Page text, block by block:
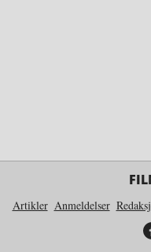
Artikler Anmeldelser